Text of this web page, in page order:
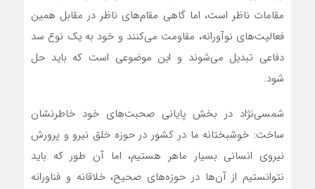
مقامات ناظر است، اما گاهی مقام‌های ناظر در مقابل همین
فعالیت‌های نوآورانه، مقاومت می‌کنند و خود به یک نوع سد
دفاعی تبدیل می‌شوند و این موضوعی است که باید حل
شود.
شمسی‌نژاد در بخش پایانی صحبت‌های خود خاطرنشان
ساخت: خوشبختانه ما در کشور در حوزه خلق نیرو و پرورش
نیروی انسانی بسیار ماهر هستیم، اما آن طور که باید
نتوانستیم از آن‌ها در حوزه‌های صحیح، خلاقانه و فناورانه